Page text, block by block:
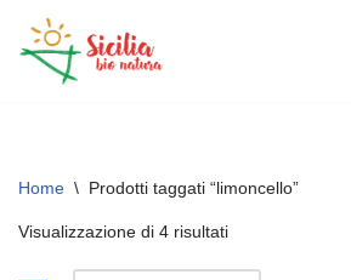
Vai
Home \ Prodotti taggati “limoncello”
Visualizzazione di 4 risultati